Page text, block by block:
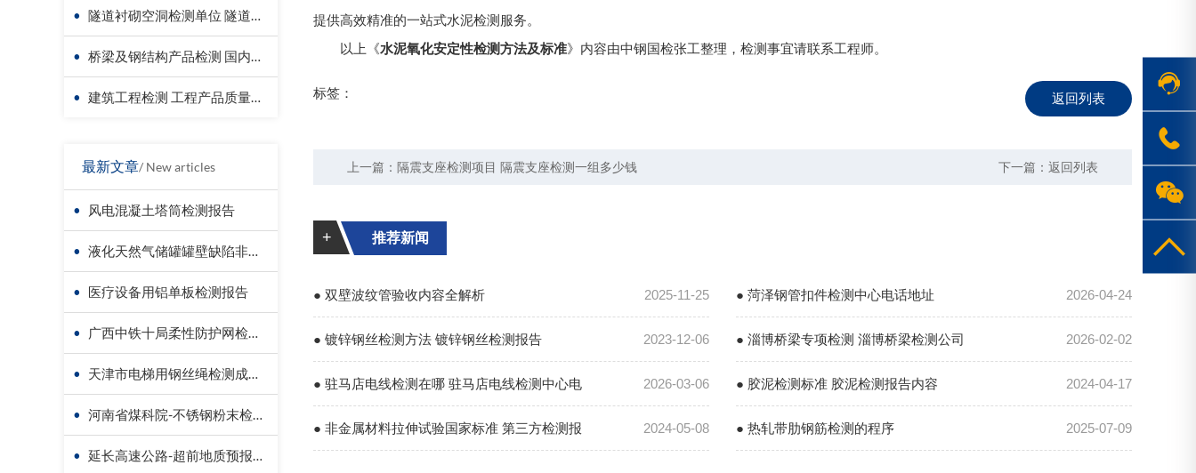
• 隧道衬砌空洞检测单位 隧道衬砌厚度检测方法
• 桥梁及钢结构产品检测 国内第三方检测机构服务方案
• 建筑工程检测 工程产品质量复验
最新文章/ New articles
• 风电混凝土塔筒检测报告
• 液化天然气储罐罐壁缺陷非接触检测-无人机检测
• 医疗设备用铝单板检测报告
• 广西中铁十局柔性防护网检测成功案例
• 天津市电梯用钢丝绳检测成功案例
• 河南省煤科院-不锈钢粉末检测报告
• 延长高速公路-超前地质预报检测报告
提供高效精准的一站式水泥检测服务。
以上《水泥氧化安定性检测方法及标准》内容由中钢国检张工整理，检测事宜请联系工程师。
标签： 返回列表
上一篇： 隔震支座检测项目 隔震支座检测一组多少钱 下一篇： 返回列表
+ 推荐新闻
● 双壁波纹管验收内容全解析 2025-11-25 ● 菏泽钢管扣件检测中心电话地址 2026-04-24
● 镀锌钢丝检测方法 镀锌钢丝检测报告 2023-12-06 ● 淄博桥梁专项检测 淄博桥梁检测公司 2026-02-02
● 驻马店电线检测在哪 驻马店电线检测中心电
话
2026-03-06 ● 胶泥检测标准 胶泥检测报告内容 2024-04-17
● 非金属材料拉伸试验国家标准 第三方检测报 2024-05-08 ● 热轧带肋钢筋检测的程序 2025-07-09